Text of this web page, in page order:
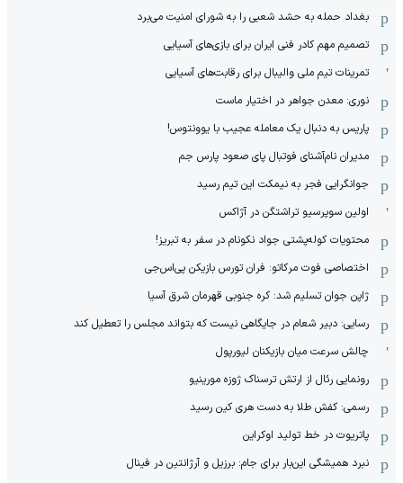
بغداد حمله به حشد شعبی را به شورای امنیت می‌برد
تصمیم مهم کادر فنی ایران برای بازی‌های آسیایی
تمرینات تیم ملی والیبال برای رقابت‌های آسیایی
نوری: معدن جواهر در اختیار ماست
پاریس به دنبال یک معامله عجیب با یوونتوس!
مدیران نام‌آشنای فوتبال پای صعود پارس جم
جوانگرایی فجر به نیمکت این تیم رسید
اولین سوپرسیو تراشتگن در آژاکس
محتویات کوله‌پشتی جواد نکونام در سفر به تبریز!
اختصاصی فوت مرکاتو: فران تورس بازیکن پی‌اس‌جی
ژاپن جوان تسلیم شد: کره جنوبی قهرمان شرق آسیا
رسایی: دبیر شعام در جایگاهی نیست که بتواند مجلس را تعطیل کند
چالش سرعت میان بازیکنان لیورپول
رونمایی رئال از ارتش ترسناک ژوزه مورینیو
رسمی: کفش طلا به دست هری کین رسید
پاتریوت در خط تولید اوکراین
نبرد همیشگی این‌بار برای جام: برزیل و آرژانتین در فینال